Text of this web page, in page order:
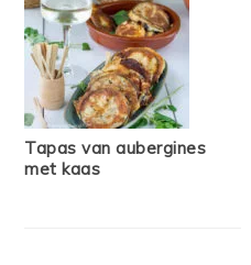
Tapas van aubergines
met kaas